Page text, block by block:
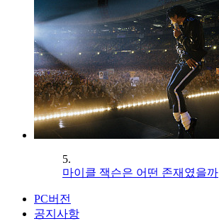
5.
마이클 잭슨은 어떤 존재였을까
PC버전
공지사항